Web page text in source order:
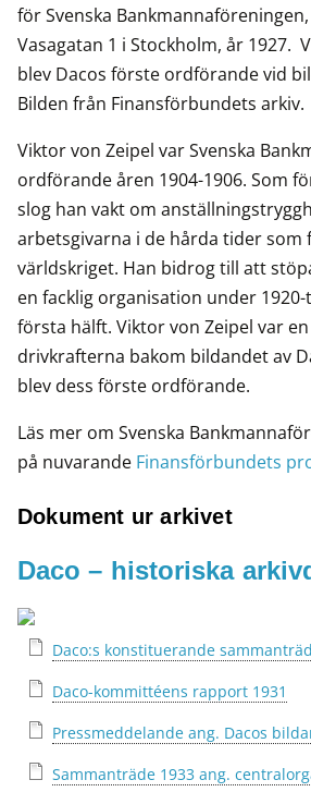
för Svenska
Vasagatan 1 i Stockholm, år 1927.
blev Dacos förste ordförande vid
Bilden från Finansförbundets arkiv.
Viktor von Zeipel var Svenska
ordförande åren 1904-1906. Som
slog han vakt om
arbetsgivarna i de hårda tider som
världskriget. Han bidrog till att
en facklig organisation under
första hälft. Viktor von Zeipel var
drivkrafterna bakom bildandet av
blev dess förste ordförande.
Läs mer om Svenska
på nuvarande Finansförbundets
Dokument ur arkivet
Daco – historiska
Daco:s konstituerande
Daco-kommittéens rapport 1931
Pressmeddelande ang. Dacos
Sammanträde 1933 ang.